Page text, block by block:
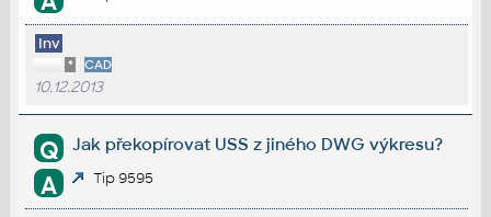
Inv
* CAD
10.12.2013
Q Jak překopírovat USS z jiného DWG výkresu?
A Tip 9595